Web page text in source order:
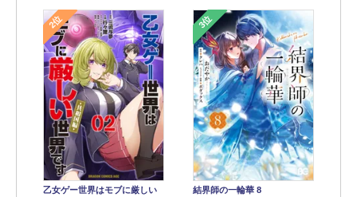
2位
乙女ゲー世界はモブに厳しい
3位
結界師の一輪華 8